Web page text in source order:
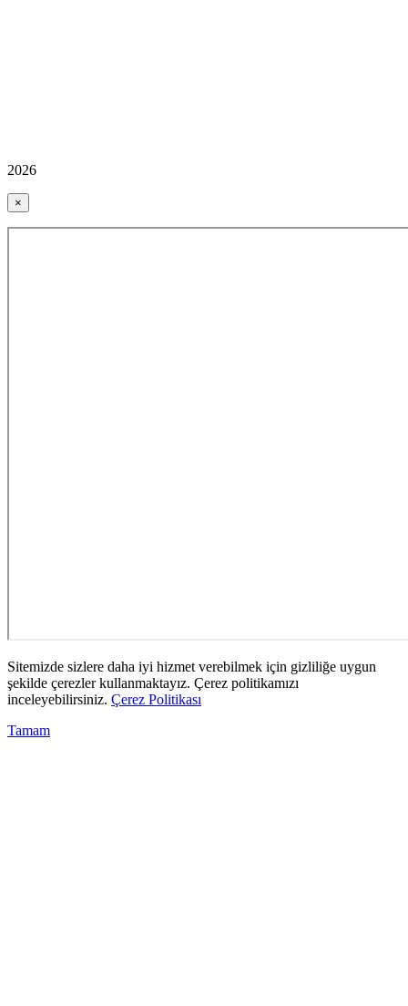
2026
×
Sitemizde sizlere daha iyi hizmet verebilmek için gizliliğe uygun
şekilde çerezler kullanmaktayız. Çerez politikamızı
inceleyebilirsiniz. Çerez Politikası
Tamam